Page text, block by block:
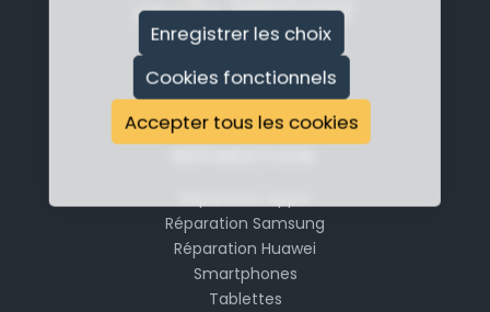
Enregistrer les choix
Cookies fonctionnels
Accepter tous les cookies
Réparation Samsung
Réparation Huawei
Smartphones
Tablettes